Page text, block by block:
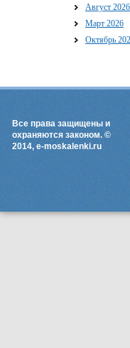
Август 2026
Март 2026
Октябрь
Все права защищены и
охраняются законом. ©
2014, e-moskalenki.ru